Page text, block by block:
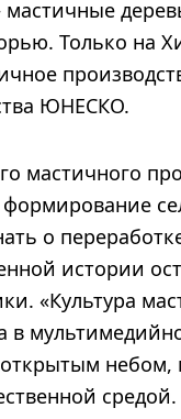
Только на
ЮНЕСКО.
мастичного
о
истории
«Культура
в
небом,
средой.